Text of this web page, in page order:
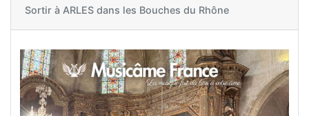
Sortir à ARLES dans les Bouches du Rhône